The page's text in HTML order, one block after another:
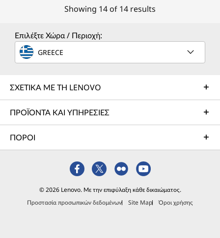
Showing 14 of 14 results
Επιλέξτε Χώρα / Περιοχή:
GREECE
ΣΧΕΤΙΚΑ ΜΕ ΤΗ LENOVO
ΠΡΟΪΟΝΤΑ ΚΑΙ ΥΠΗΡΕΣΙΕΣ
ΠΟΡΟΙ
© 2026 Lenovo. Με την επιφύλαξη κάθε δικαιώματος.
Προστασία προσωπικών δεδομένων
Site Map Όροι χρήσης